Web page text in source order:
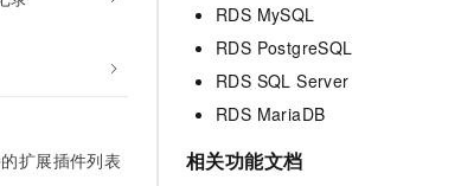
扩展插件列表
RDS MySQL
RDS PostgreSQL
RDS SQL Server
RDS MariaDB
相关功能文档
大模型服务
千问AI平台-Token Plan
AI 产品 免费试用
1亿+ 大模型 tokens 和 30+ 款产品免费体验
产品新客免费试用，最长12个月
大模型ACA认证体验
Tableau 订阅
AI空中课堂在线直播课堂（旗舰版）
生态解决方案
入门学习赛